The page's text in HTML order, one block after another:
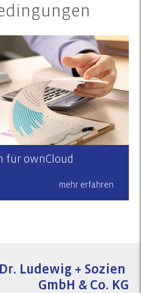
für ownCloud
mehr erfahren
Ludewig + Sozien
GmbH & Co. KG